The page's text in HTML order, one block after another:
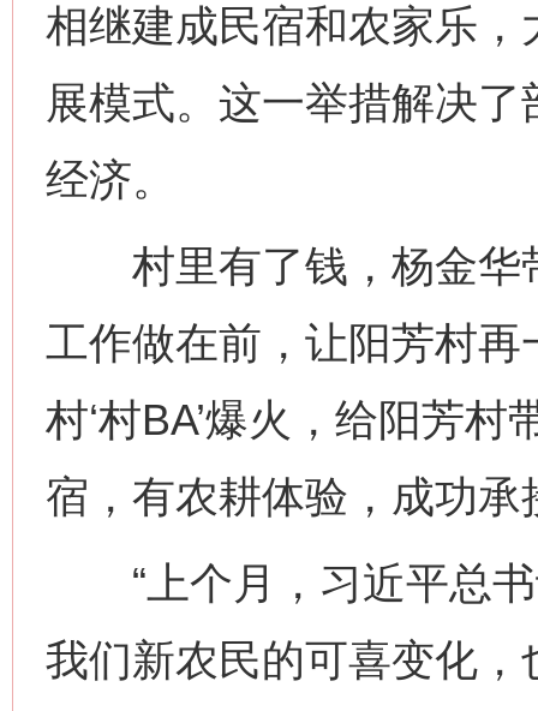
相继建成民宿和农家乐
展模式。这一举措解决
经济。
村里有了钱，杨金华
工作做在前，让阳芳村再
村‘村BA’爆火，给阳芳
宿，有农耕体验，成功承
“上个月，习近平总书
我们新农民的可喜变化